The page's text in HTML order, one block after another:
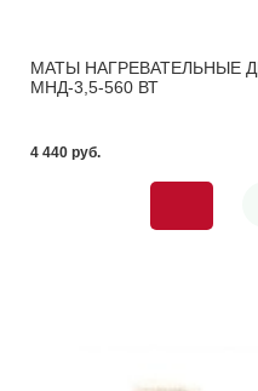
МАТЫ НАГРЕВАТЕЛЬНЫЕ
МНД-3,5-560 ВТ
4 440 pуб.